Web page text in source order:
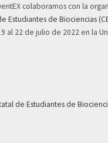
colaboramos con la
Estudiantes de Biociencias
al 22 de julio de 2022 en la